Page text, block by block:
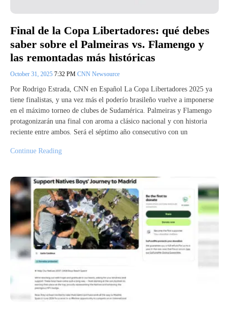
Final de la Copa Libertadores: qué debes
saber sobre el Palmeiras vs. Flamengo y
las remontadas más históricas
October 31, 2025 7:32 PM CNN Newsource
Por Rodrigo Estrada, CNN en Español La Copa Libertadores 2025 ya
tiene finalistas, y una vez más el poderío brasileño vuelve a imponerse
en el máximo torneo de clubes de Sudamérica. Palmeiras y Flamengo
protagonizarán una final con aroma a clásico nacional y con historia
reciente entre ambos. Será el séptimo año consecutivo con un
Continue Reading